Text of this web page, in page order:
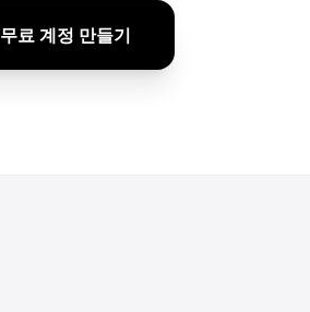
무료 계정 만들기